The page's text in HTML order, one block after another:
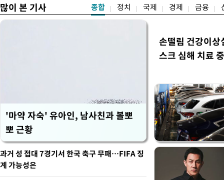
많이 본 기사 종합 정치 국제 경제 금융
'마약 자숙' 유아인, 남사친과 볼뽀
뽀 근황
손떨림 건강이
스크 심해 치료
과거 성 접대 7경기서 한국 축구 무패…FIFA 징
계 가능성은